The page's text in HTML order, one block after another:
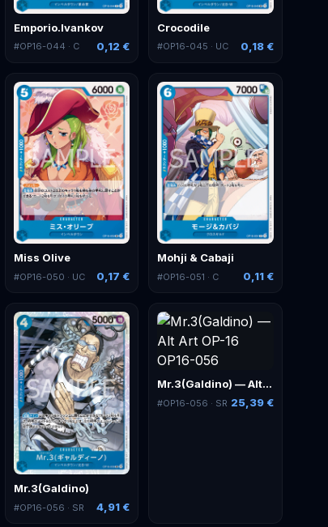
Emporio.Ivankov
#OP16-044 · C 0,12 €
Crocodile
#OP16-045 · UC 0,18 €
Miss Olive
#OP16-050 · UC 0,17 €
Mohji & Cabaji
#OP16-051 · C 0,11 €
Mr.3(Galdino)
#OP16-056 · SR 4,91 €
Mr.3(Galdino) — Alt Art
#OP16-056 · SR 25,39 €